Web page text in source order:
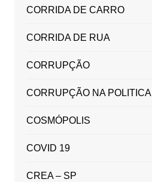
CORRIDA DE CARRO
CORRIDA DE RUA
CORRUPÇÃO
CORRUPÇÃO NA POLITICA
COSMÓPOLIS
COVID 19
CREA – SP